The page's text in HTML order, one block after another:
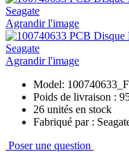
Agrandir l'image
Agrandir l'image
Model:
Poids de livraison :
26 unités en stock
Fabriqué par :
Poser une question